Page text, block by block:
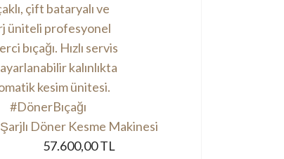
Şarjlı Döner Kesme Makinesi
57.600,00 TL